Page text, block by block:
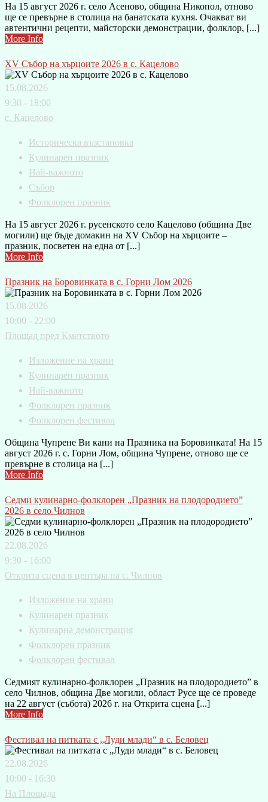
На 15 август 2026 г. село Асеново, община Никопол, отново
ще се превърне в столица на банатската кухня. Очакват ви
автентични рецепти, майсторски демонстрации, фолклор, [...]
More Info
XV Събор на хърцоите 2026 в с. Кацелово
15.08.2026
9:30 - 18:00
с. Кацелово
Историческа възстановка
Кулинарен празник
Най-важното
Събор
Фолклорен празник
На 15 август 2026 г. русенското село Кацелово (община Две
могили) ще бъде домакин на XV Събор на хърцоите –
празник, посветен на една от [...]
More Info
Празник на Боровинката в с. Горни Лом 2026
15.08.2026
10:00 - 22:00
Площад пред Кметството
Изложение на храни
Кулинарен празник
Най-важното
Фолклорен празник
Фолклорен фестивал
Община Чупрене Ви кани на Празника на Боровинката! На 15
август 2026 г. с. Горни Лом, община Чупрене, отново ще се
превърне в столица на [...]
More Info
Седми кулинарно-фолклорен „Празник на плодородието”
2026 в село Чилнов
22.08.2026
9:30 - 16:00
Открита сцена в центъра на с. Чилнов
Изложение на храни
Кулинарен празник
Кулинарна демонстрация
Фолклорен празник
Фолклорен фестивал
Седмият кулинарно-фолклорен „Празник на плодородието” в
село Чилнов, община Две могили, област Русе ще се проведе
на 22 август (събота) 2026 г. на Открита сцена [...]
More Info
Фестивал на питката с „Луди млади“ в с. Беловец
22.08.2026
10:00 - 16:30
На Площада